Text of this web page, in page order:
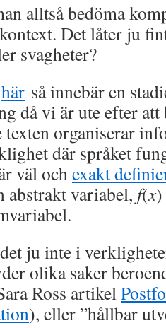
alltså bedöma
Det låter ju
svagheter?
här så innebär en
då vi är ute efter
texten organiserar
där språket
väl ochexakt
abstrakt variabel, f(x)
ju inte i
olika saker
Ross artikel
), eller ”hållbar